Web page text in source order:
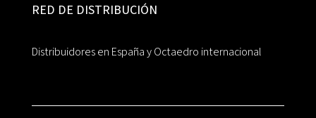
RED DE DISTRIBUCIÓN
Distribuidores en España y Octaedro internacional